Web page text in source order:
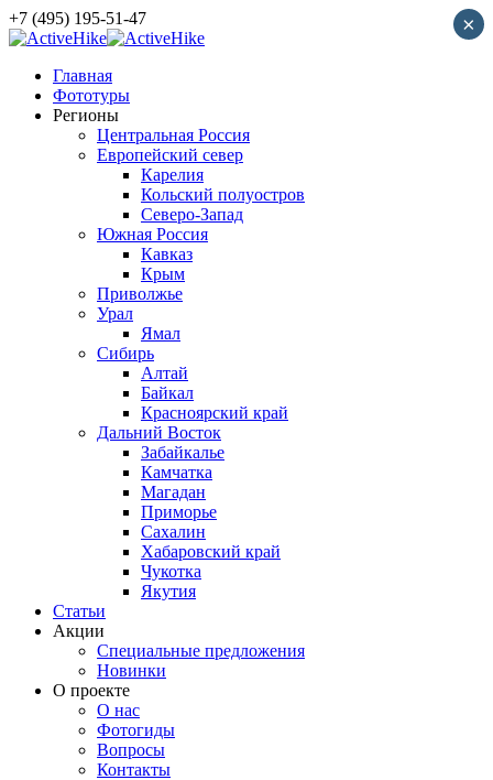
+7 (495) 195-51-47
Главная
Фототуры
Регионы
Центральная Россия
Европейский север
Карелия
Кольский полуостров
Северо-Запад
Южная Россия
Кавказ
Крым
Приволжье
Урал
Ямал
Сибирь
Алтай
Байкал
Красноярский край
Дальний Восток
Забайкалье
Камчатка
Магадан
Приморье
Сахалин
Хабаровский край
Чукотка
Якутия
Статьи
Акции
Специальные предложения
Новинки
О проекте
О нас
Фотогиды
Вопросы
Контакты
×